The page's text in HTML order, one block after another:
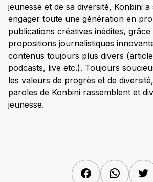
jeunesse et de sa diversité, Konbini
engager toute une génération en
publications créatives inédites, grâce
propositions journalistiques
contenus toujours plus divers
podcasts, live etc.). Toujours
les valeurs de progrès et de
paroles de Konbini rassemblent et
jeunesse.
Facebook